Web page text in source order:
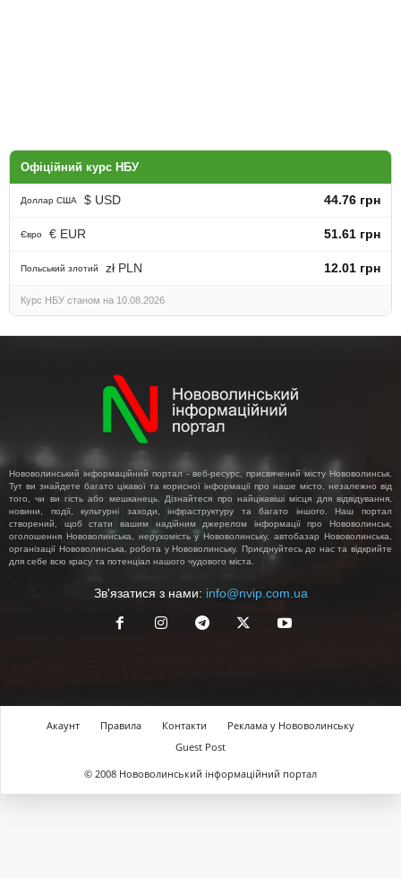
Офіційний курс НБУ
Доллар США $ USD 44.76 грн
Євро € EUR 51.61 грн
Польський злотий zł PLN 12.01 грн
Курс НБУ станом на 10.08.2026
Нововолинський інформаційний портал - веб-ресурс, присвячений місту Нововолинськ.
Тут ви знайдете багато цікавої та корисної інформації про наше місто, незалежно від
того, чи ви гість або мешканець. Дізнайтеся про найцікавіші місця для відвідування,
новини, події, культурні заходи, інфраструктуру та багато іншого. Наш портал
створений, щоб стати вашим надійним джерелом інформації про Нововолинськ,
оголошення Нововолинська, нерухомість у Нововолинську, автобазар Нововолинська,
організації Нововолинська, робота у Нововолинську. Приєднуйтесь до нас та відкрийте
для себе всю красу та потенціал нашого чудового міста.
Зв'язатися з нами: info@nvip.com.ua
Акаунт Правила Контакти
Реклама у Нововолинську
Guest Post
© 2008 Нововолинський інформаційний портал